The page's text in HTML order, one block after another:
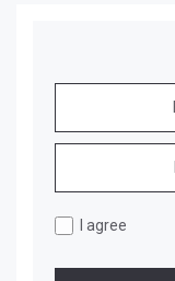
I agree